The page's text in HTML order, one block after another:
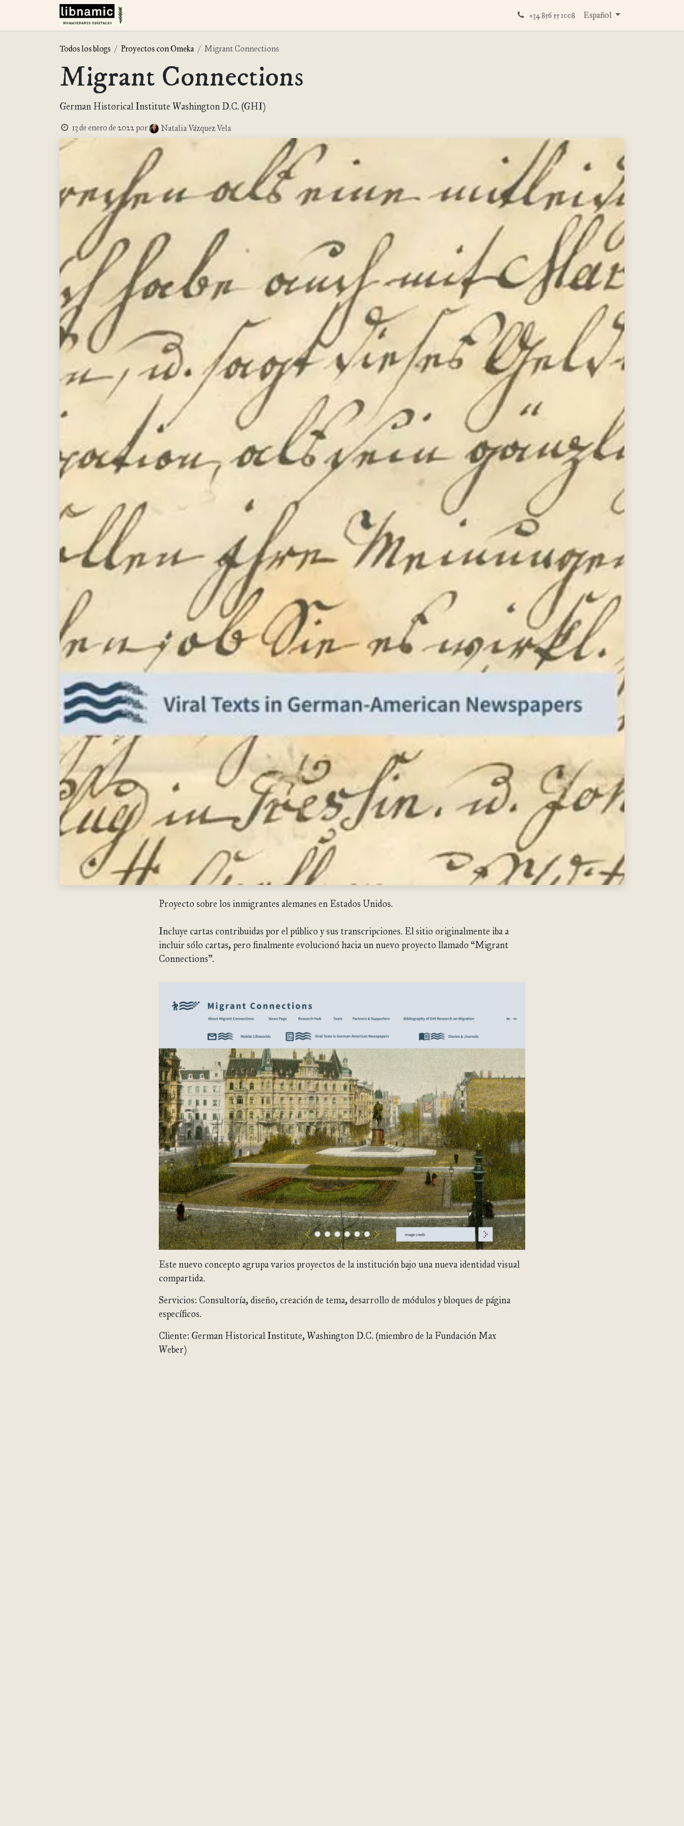
Repositorios digitales con Omeka S+34 856 55 1008 Español
Todos los blogs Proyectos con Omeka Migrant Connections
Migrant Connections
German Historical Institute Washington D.C. (GHI)
13 de enero de 2022por Natalia Vázquez Vela
Proyecto sobre los inmigrantes alemanes en Estados Unidos.
Incluye cartas contribuidas por el público y sus transcripciones. El sitio originalmente iba a
incluir sólo cartas, pero finalmente evolucionó hacia un nuevo proyecto llamado “Migrant
Connections”.
Este nuevo concepto agrupa varios proyectos de la institución bajo una nueva identidad visual
compartida.
Servicios: Consultoría, diseño, creación de tema, desarrollo de módulos y bloques de página
específicos.
Cliente: German Historical Institute, Washington D.C. (miembro de la Fundación Max
Weber)